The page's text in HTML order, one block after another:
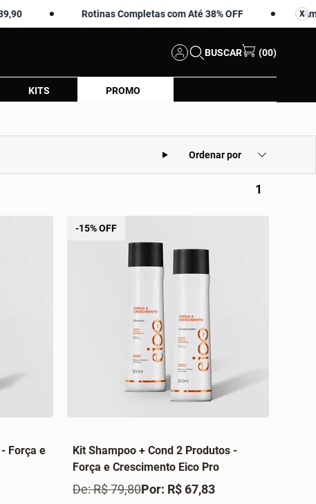
X
Rotinas Completas com Até 38% OFF Amostras
X
BUSCAR (00)
KITS PROMO
Ordenar por
1
Força e
-15% OFF
Kit Shampoo + Cond 2 Produtos -
Força e Crescimento Eico Pro
De: R$ 79,80Por: R$ 67,83